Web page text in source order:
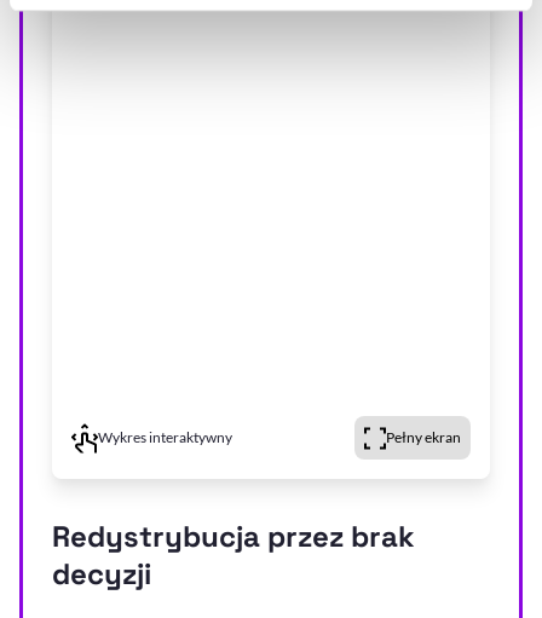
Wykres interaktywny Pełny ekran
Redystrybucja przez brak
decyzji